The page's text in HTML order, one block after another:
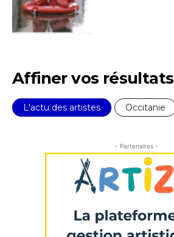
* Champ obligatoire
Affiner vos résultats
L'actu des artistes Occitanie
- Partenaires -